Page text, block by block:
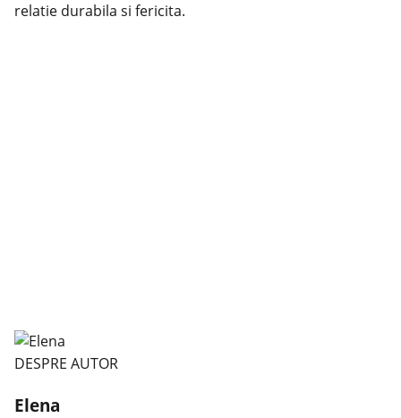
relatie durabila si fericita.
DESPRE AUTOR
Elena